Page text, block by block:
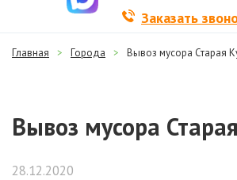
Заказать
Главная > Города > Вывоз мусора Старая
Вывоз мусора
28.12.2020